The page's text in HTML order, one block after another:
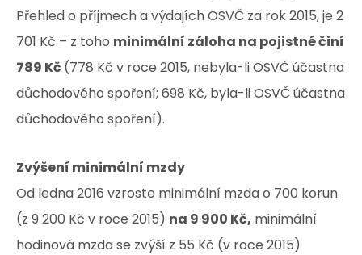
Přehled o příjmech a výdajích OSVČ za rok 2015, je 2
701 Kč – z toho minimální záloha na pojistné činí
789 Kč (778 Kč v roce 2015, nebyla-li OSVČ účastna
důchodového spoření; 698 Kč, byla-li OSVČ účastna
důchodového spoření).
Zvýšení minimální mzdy
Od ledna 2016 vzroste minimální mzda o 700 korun
(z 9 200 Kč v roce 2015) na 9 900 Kč, minimální
hodinová mzda se zvýší z 55 Kč (v roce 2015)